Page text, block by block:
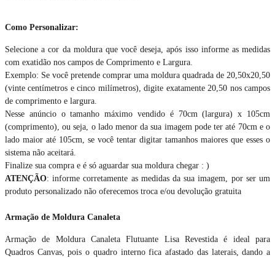
Como Personalizar:
Selecione a cor da moldura que você deseja, após isso informe as medidas
com exatidão nos campos de Comprimento e Largura.
Exemplo: Se você pretende comprar uma moldura quadrada de 20,50x20,50
(vinte centímetros e cinco milímetros), digite exatamente 20,50 nos campos
de comprimento e largura.
Nesse anúncio o tamanho máximo vendido é 70cm (largura) x 105cm
(comprimento), ou seja, o lado menor da sua imagem pode ter até 70cm e o
lado maior até 105cm, se você tentar digitar tamanhos maiores que esses o
sistema não aceitará.
Finalize sua compra e é só aguardar sua moldura chegar : )
ATENÇÃO: informe corretamente as medidas da sua imagem, por ser um
produto personalizado não oferecemos troca e/ou devolução gratuita
Armação de Moldura Canaleta
Armação de Moldura Canaleta Flutuante Lisa Revestida é ideal para
Quadros Canvas, pois o quadro interno fica afastado das laterais, dando a